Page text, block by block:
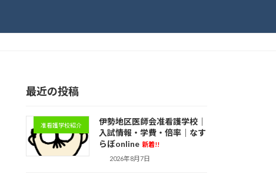
最近の投稿
准看護学校紹介
伊勢地区医師会准看護学校｜
入試情報・学費・倍率｜なす
らぼonline 新着!!
2026年8月7日